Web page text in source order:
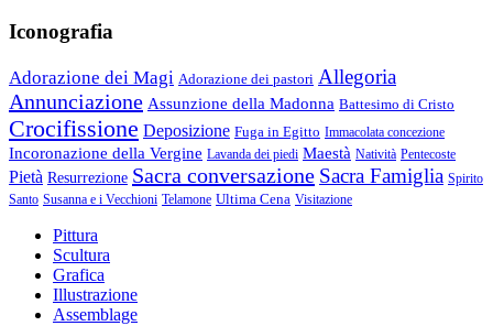
Iconografia
Adorazione dei Magi Adorazione dei pastori Allegoria
Annunciazione Assunzione della Madonna Battesimo di Cristo
Crocifissione Deposizione Fuga in Egitto Immacolata concezione
Incoronazione della Vergine Lavanda dei piedi Maestà Natività Pentecoste
Pietà Resurrezione Sacra conversazione Sacra Famiglia Spirito
Santo Susanna e i Vecchioni Telamone Ultima Cena Visitazione
Pittura
Scultura
Grafica
Illustrazione
Assemblage